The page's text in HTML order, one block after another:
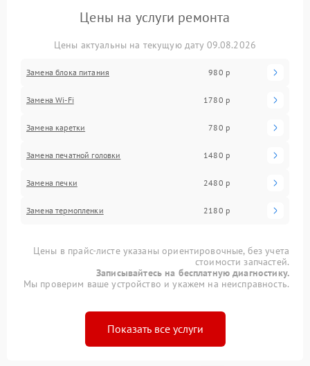
Цены на услуги ремонта
Цены актуальны на текущую дату 09.08.2026
Замена блока питания 980 р
Замена Wi-Fi 1780 р
Замена каретки 780 р
Замена печатной головки 1480 р
Замена печки 2480 р
Замена термопленки 2180 р
Цены в прайс-листе указаны ориентировочные, без учета
стоимости запчастей.
Записывайтесь на бесплатную диагностику.
Мы проверим ваше устройство и укажем на неисправность.
Показать все услуги